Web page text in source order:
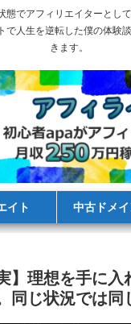
態でアフィリエイターとし
で人生を逆転した僕の体験
きます。
イト 中古ドメ
】理想を手に
同じ状況では同